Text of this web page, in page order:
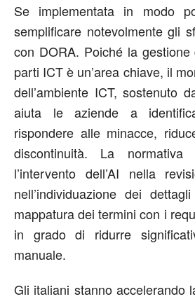
Se implementata in modo
semplificare notevolmente gli
con DORA. Poiché la
parti ICT è un’area chiave, il
dell’ambiente ICT, sostenuto
aiuta le aziende a
rispondere alle minacce,
discontinuità. La
l’intervento dell’AI nella
nell’individuazione dei
mappatura dei termini con i
in grado di ridurre
manuale.
Gli italiani stanno accelerando